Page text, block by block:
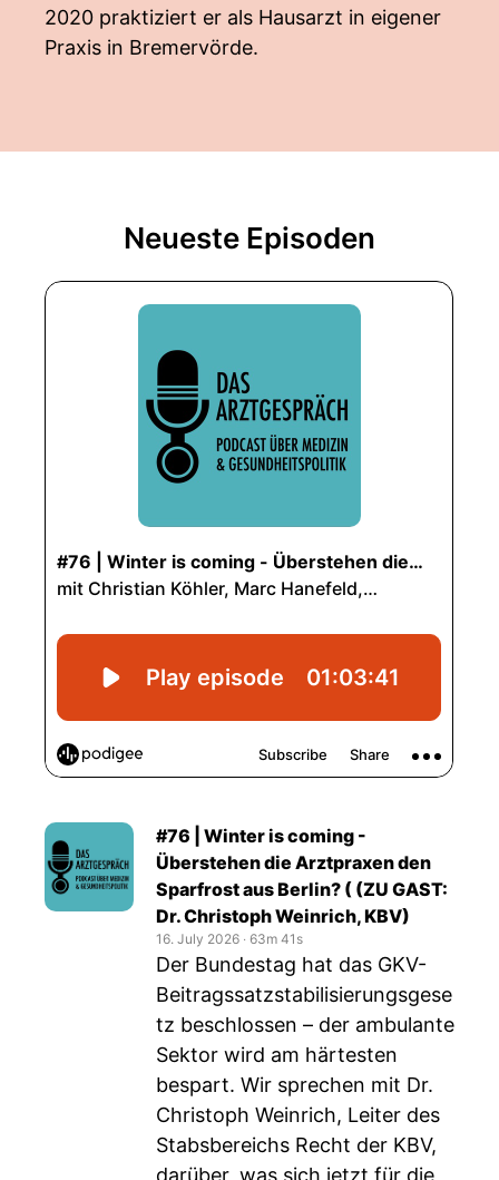
2020 praktiziert er als Hausarzt in eigener
Praxis in Bremervörde.
Neueste Episoden
#76 | Winter is coming -
Überstehen die Arztpraxen den
Sparfrost aus Berlin? ( (ZU GAST:
Dr. Christoph Weinrich, KBV)
16. July 2026 ‧ 63m 41s
Der Bundestag hat das GKV-
Beitragssatzstabilisierungsgese
tz beschlossen – der ambulante
Sektor wird am härtesten
bespart. Wir sprechen mit Dr.
Christoph Weinrich, Leiter des
Stabsbereichs Recht der KBV,
darüber, was sich jetzt für die